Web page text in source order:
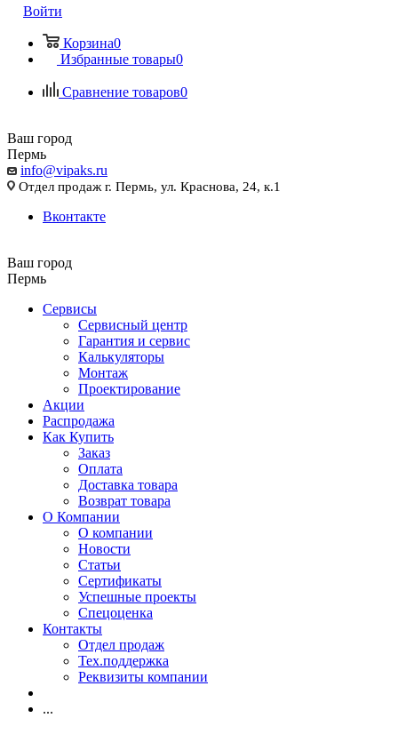
Войти
Корзина0
Избранные товары0
Сравнение товаров0
Ваш город
Пермь
info@vipaks.ru
Отдел продаж г. Пермь, ул. Краснова, 24, к.1
Вконтакте
Ваш город
Пермь
Сервисы
Сервисный центр
Гарантия и сервис
Калькуляторы
Монтаж
Проектирование
Акции
Распродажа
Как Купить
Заказ
Оплата
Доставка товара
Возврат товара
О Компании
О компании
Новости
Статьи
Сертификаты
Успешные проекты
Спецоценка
Контакты
Отдел продаж
Тех.поддержка
Реквизиты компании
...